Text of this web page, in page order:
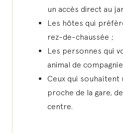
un accès direct au
Les hôtes qui
rez-de-chaussée ;
Les personnes qui
animal de
Ceux qui souhaitent
proche de la gare,
centre.